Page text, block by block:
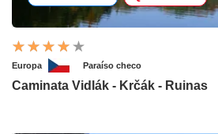
Europa Paraíso checo
Caminata Vidlák - Krčák - Ruinas